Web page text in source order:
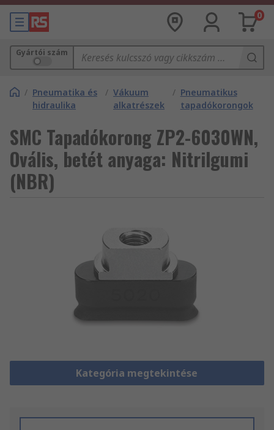
0
Gyártói szám
/ Pneumatika és
hidraulika
/ Vákuum
alkatrészek
/ Pneumatikus
tapadókorongok
SMC Tapadókorong ZP2-6030WN,
Ovális, betét anyaga: Nitrilgumi
(NBR)
Kategória megtekintése